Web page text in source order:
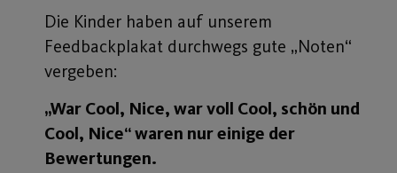
Die Kinder haben auf unserem
Feedbackplakat durchwegs gute „Noten“
vergeben:
„War Cool, Nice, war voll Cool, schön und
Cool, Nice“ waren nur einige der
Bewertungen.